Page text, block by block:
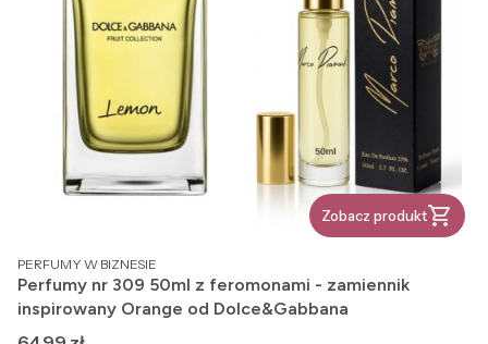
Zobacz produkt
PRODUCENT
PERFUMY W BIZNESIE
Perfumy nr 309 50ml z feromonami - zamiennik
inspirowany Orange od Dolce&Gabbana